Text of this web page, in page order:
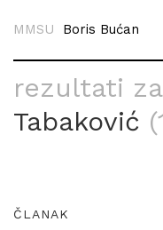
MMSU Boris Bućan
rezultati
Tabaković
ČLANAK